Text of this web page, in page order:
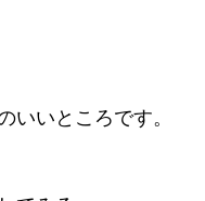
いいところです。